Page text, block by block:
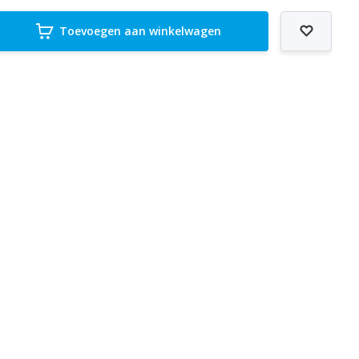
Toevoegen aan winkelwagen